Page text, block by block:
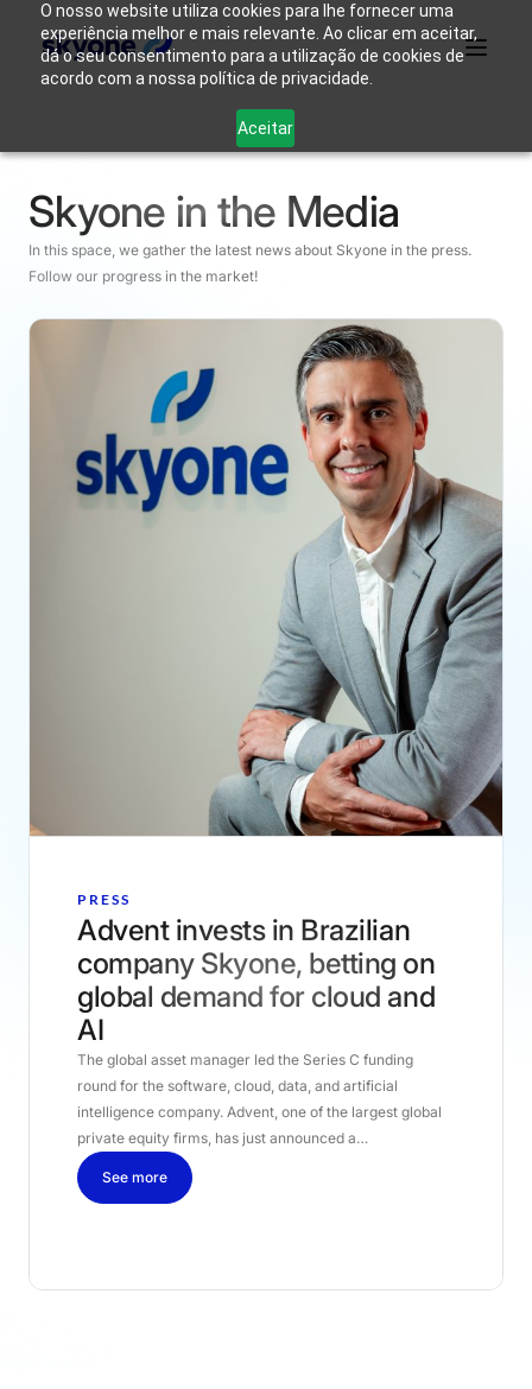
O nosso website utiliza cookies para lhe fornecer uma
experiência melhor e mais relevante. Ao clicar em aceitar,
dá o seu consentimento para a utilização de cookies de
acordo com a nossa política de privacidade.
Aceitar
Solutions
Login Connect with our team
Skyone in the Media
In this space, we gather the latest news about Skyone in the press.
Follow our progress in the market!
PRESS
Advent invests in Brazilian
company Skyone, betting on
global demand for cloud and
AI
The global asset manager led the Series C funding
round for the software, cloud, data, and artificial
intelligence company. Advent, one of the largest global
private equity firms, has just announced a…
See more